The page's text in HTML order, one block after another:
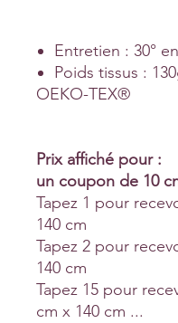
Entretien : 30°
Poids tissus :
OEKO-TEX®
Prix affiché pour :
un coupon de 10
Tapez 1 pour
140 cm
Tapez 2 pour
140 cm
Tapez 15 pour
cm x 140 cm ...